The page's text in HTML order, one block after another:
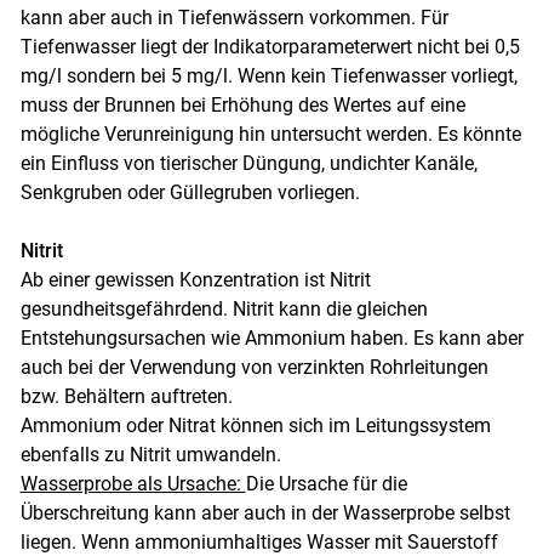
kann aber auch in Tiefenwässern vorkommen. Für
Tiefenwasser liegt der Indikatorparameterwert nicht bei 0,5
mg/l sondern bei 5 mg/l. Wenn kein Tiefenwasser vorliegt,
muss der Brunnen bei Erhöhung des Wertes auf eine
mögliche Verunreinigung hin untersucht werden. Es könnte
ein Einfluss von tierischer Düngung, undichter Kanäle,
Senkgruben oder Güllegruben vorliegen.
Nitrit
Ab einer gewissen Konzentration ist Nitrit
gesundheitsgefährdend. Nitrit kann die gleichen
Entstehungsursachen wie Ammonium haben. Es kann aber
auch bei der Verwendung von verzinkten Rohrleitungen
bzw. Behältern auftreten.
Ammonium oder Nitrat können sich im Leitungssystem
ebenfalls zu Nitrit umwandeln.
Wasserprobe als Ursache: Die Ursache für die
Überschreitung kann aber auch in der Wasserprobe selbst
liegen. Wenn ammoniumhaltiges Wasser mit Sauerstoff